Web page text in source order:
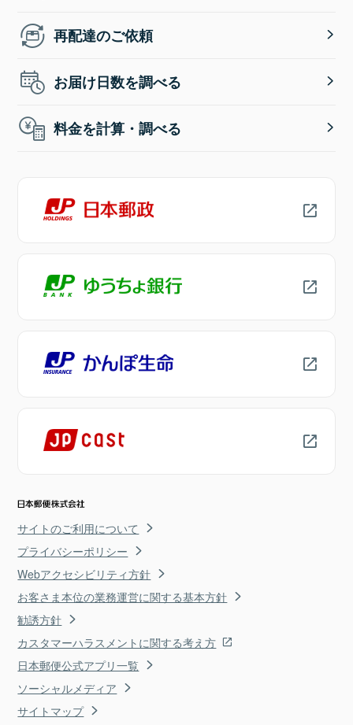
再配達のご依頼
お届け日数を調べる
料金を計算・調べる
サイトのご利用について
プライバシーポリシー
Webアクセシビリティ方針
お客さま本位の業務運営に関する基本方針
勧誘方針
カスタマーハラスメントに関する考え方
日本郵便公式アプリ一覧
ソーシャルメディア
サイトマップ